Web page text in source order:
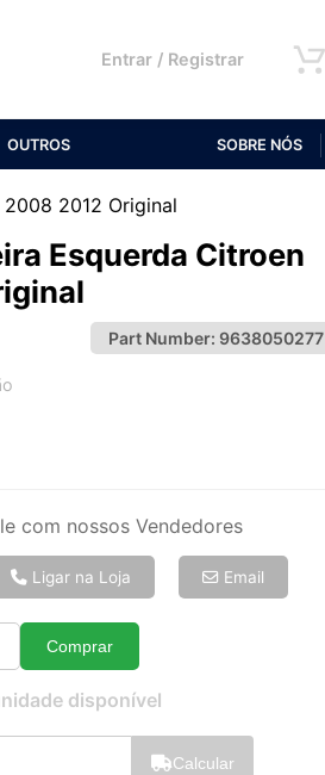
Entrar / Registrar
OUTROS SOBRE NÓS
2012 Original
Esquerda Citroen
Part Number: 9638050277
8x de R$ 18,89
10x de R$ 15,42
12x de R$ 13,17
com nossos Vendedores
Ligar na Loja Email
Quantidade
Comprar
disponível
Calcular